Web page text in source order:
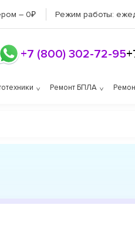
– 0₽ Режим работы:
+7 (800) 302-72-95
Ремонт БПЛА